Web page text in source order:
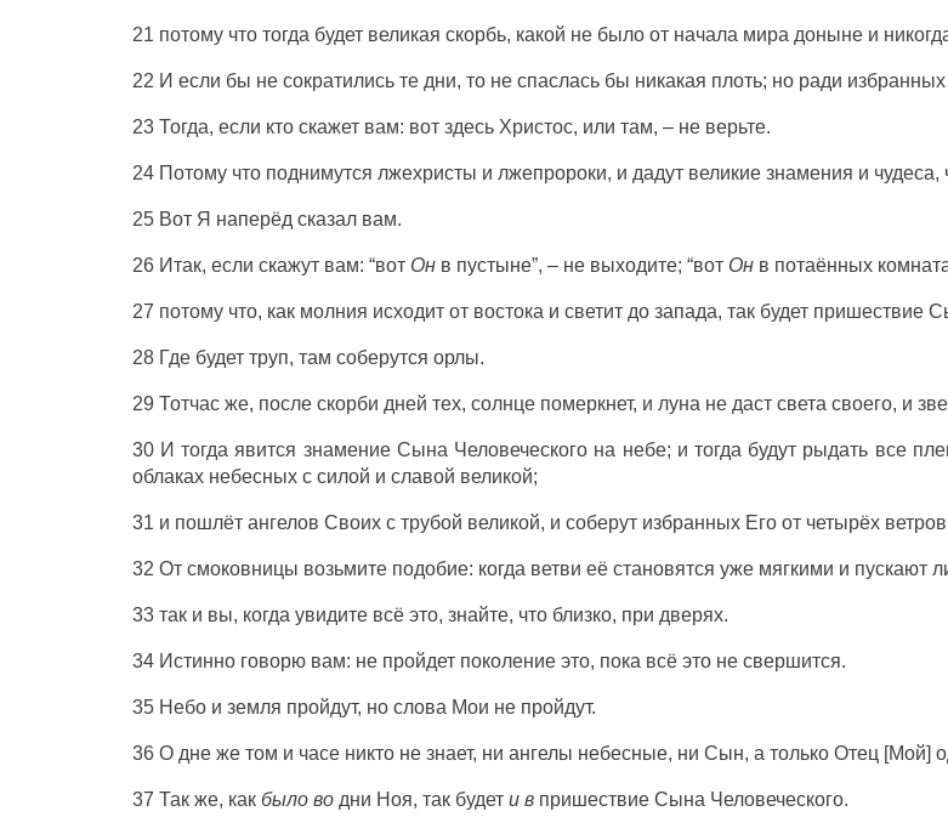
21 потому что тогда будет великая скорбь, какой не было от начала мира доныне и
22 И если бы не сократились те дни, то не спаслась бы никакая плоть; но ради
23 Тогда, если кто скажет вам: вот здесь Христос, или там, – не верьте.
24 Потому что поднимутся лжехристы и лжепророки, и дадут великие знамения и
25 Вот Я наперёд сказал вам.
26 Итак, если скажут вам: “вот Онв пустыне”, – не выходите; “вот Онв потаённых
27 потому что, как молния исходит от востока и светит до запада, так будет пришествие
28 Где будет труп, там соберутся орлы.
29 Тотчас же, после скорби дней тех, солнце померкнет, и луна не даст света своего, и
30 И тогда явится знамение Сына Человеческого на небе; и тогда будут рыдать все
облаках небесных с силой и славой великой;
31 и пошлёт ангелов Своих с трубой великой, и соберут избранных Его от четырёх
32 От смоковницы возьмите подобие: когда ветви её становятся уже мягкими и пускают
33 так и вы, когда увидите всё это, знайте, что близко, при дверях.
34 Истинно говорю вам: не пройдет поколение это, пока всё это не свершится.
35 Небо и земля пройдут, но слова Мои не пройдут.
36 О дне же том и часе никто не знает, ни ангелы небесные, ни Сын, а только Отец [Мой]
37 Так же, как было водни Ноя, так будет и впришествие Сына Человеческого.